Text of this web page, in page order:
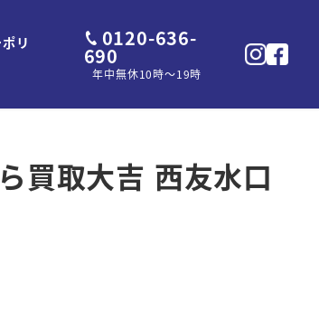
リ
0120-636-
690
年中無休10時～19時
買取大吉 西友水口